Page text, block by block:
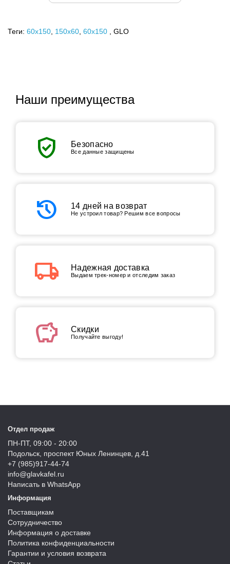
Теги: 60x150, 150х60, 60х150 , GLO
Наши преимущества
verified_user Безопасно
Все данные защищены
history 14 дней на возврат
Не устроил товар? Решим все вопросы
local_shipping Надежная доставка
Выдаем трек-номер и отследим заказ
savings Скидки
Получайте выгоду!
Отдел продаж
ПН-ПТ, 09:00 - 20:00
Подольск, проспект Юных Ленинцев, д.41
+7 (985)917-44-74
info@glavkafel.ru
Написать в WhatsApp
Информация
Поставщикам
Сотрудничество
Информация о доставке
Политика конфиденциальности
Гарантии и условия возврата